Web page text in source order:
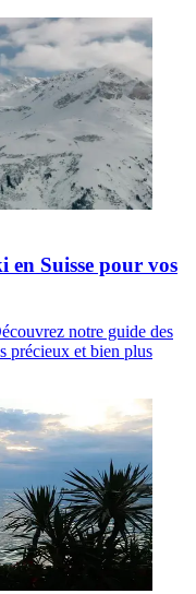
en Suisse pour vos
notre guide des
précieux et bien plus